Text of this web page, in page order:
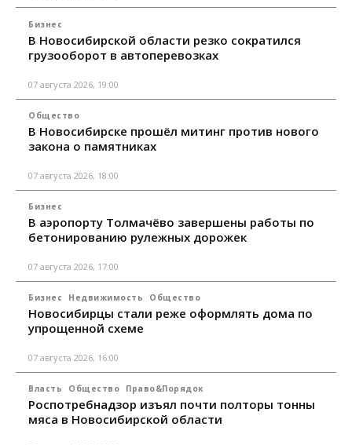
Бизнес
В Новосибирской области резко сократился
грузооборот в автоперевозках
07 августа 2026, 19:00
Общество
В Новосибирске прошёл митинг против нового
закона о памятниках
07 августа 2026, 18:00
Бизнес
В аэропорту Толмачёво завершены работы по
бетонированию рулежных дорожек
07 августа 2026, 17:00
Бизнес Недвижимость Общество
Новосибирцы стали реже оформлять дома по
упрощенной схеме
07 августа 2026, 16:00
Власть Общество Право&Порядок
Роспотребнадзор изъял почти полторы тонны
мяса в Новосибирской области